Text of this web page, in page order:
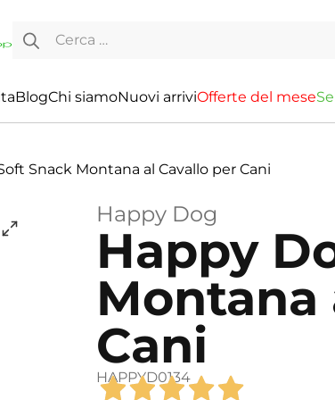
Ricerca per:
BlogChi siamoNuovi arriviOfferte del meseSe
Snack Montana al Cavallo per Cani
Happy Dog
Happy
Montana
Cani
HAPPYD0134